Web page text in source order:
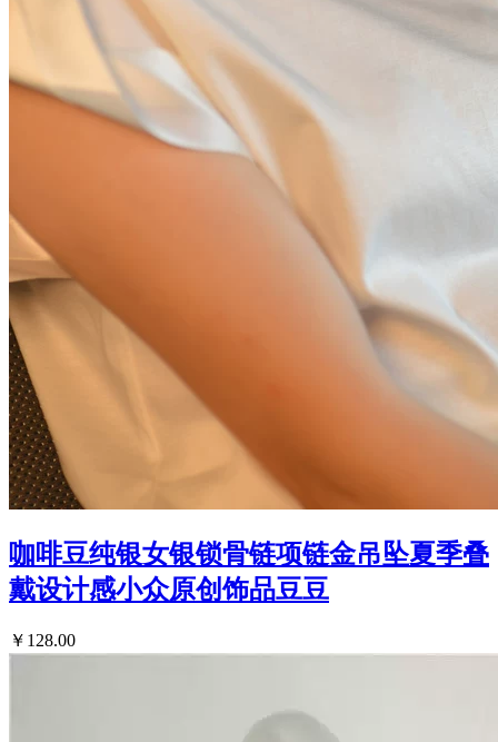
咖啡豆纯银女银锁骨链项链金吊坠夏季叠
戴设计感小众原创饰品豆豆
￥128.00